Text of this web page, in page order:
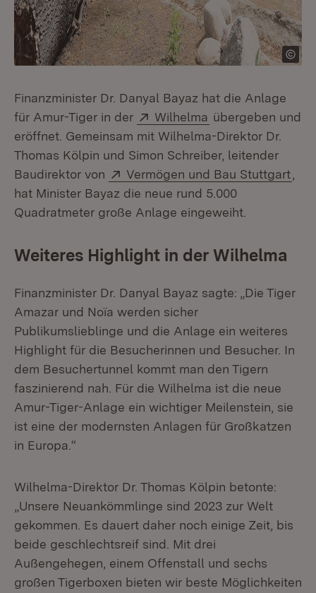
Finanzminister Dr. Danyal Bayaz hat die Anlage
für Amur-Tiger in der
Extern:
Wilhelma (Öffnet in neuem
übergeben und
eröffnet. Gemeinsam mit Wilhelma-Direktor Dr.
Thomas Kölpin und Simon Schreiber, leitender
Baudirektor von
Extern:
Vermögen und Bau Stuttgart
hat Minister Bayaz die neue rund 5.000
Quadratmeter große Anlage eingeweiht.
Weiteres Highlight in der Wilhelma
Finanzminister Dr. Danyal Bayaz sagte: „Die Tiger
Amazar und Noïa werden sicher
Publikumslieblinge und die Anlage ein weiteres
Highlight für die Besucherinnen und Besucher. In
dem Besuchertunnel kommt man den Tigern
faszinierend nah. Für die Wilhelma ist die neue
Amur-Tiger-Anlage ein wichtiger Meilenstein, sie
ist eine der modernsten Anlagen für Großkatzen
in Europa.“
Wilhelma-Direktor Dr. Thomas Kölpin betonte:
„Unsere Neuankömmlinge sind 2023 zur Welt
gekommen. Es dauert daher noch einige Zeit, bis
beide geschlechtsreif sind. Mit drei
Außengehegen, einem Offenstall und sechs
großen Tigerboxen bieten wir beste Möglichkeiten